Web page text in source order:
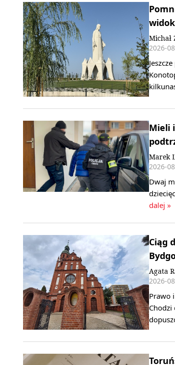
Michał
2026-
Mieli
Marek
2026-
Dwaj
dalej »
Ciąg
Agata
2026-
Prawo
Chodzi